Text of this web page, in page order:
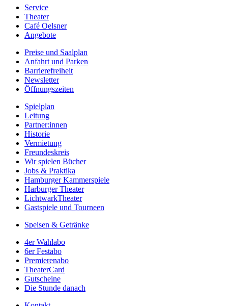
Service
Theater
Café Oelsner
Angebote
Preise und Saalplan
Anfahrt und Parken
Barrierefreiheit
Newsletter
Öffnungszeiten
Spielplan
Leitung
Partner:innen
Historie
Vermietung
Freundeskreis
Wir spielen Bücher
Jobs & Praktika
Hamburger Kammerspiele
Harburger Theater
LichtwarkTheater
Gastspiele und Tourneen
Speisen & Getränke
4er Wahlabo
6er Festabo
Premierenabo
TheaterCard
Gutscheine
Die Stunde danach